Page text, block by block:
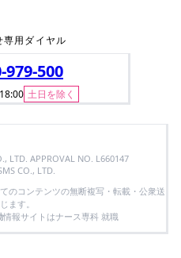
専用ダイヤル
979-500
土日を除く
LTD. APPROVAL NO. L660147
CO., LTD.
のコンテンツの無断複写・転載・公衆送
ます。
情報サイトはナース専科 就職